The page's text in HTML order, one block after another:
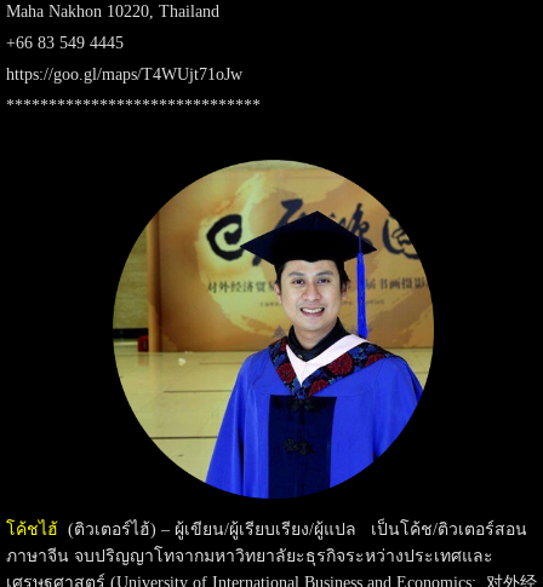
Maha Nakhon 10220, Thailand
+66 83 549 4445
https://goo.gl/maps/T4WUjt71oJw
******************************
โค้ชไฮ้ (ติวเตอร์ไฮ้) – ผู้เขียน/ผู้เรียบเรียง/ผู้แปล เป็นโค้ช/ติวเตอร์สอน
ภาษาจีน จบปริญญาโทจากมหาวิทยาลัยะธุรกิจระหว่างประเทศและ
เศรษฐศาสตร์ (University of International Business and Economics: 对外经